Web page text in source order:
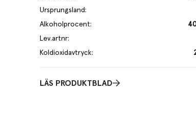
Ursprungsland :
Alkoholprocent:
Lev.artnr:
Koldioxidavtryck:
LÄS PRODUKTBLAD